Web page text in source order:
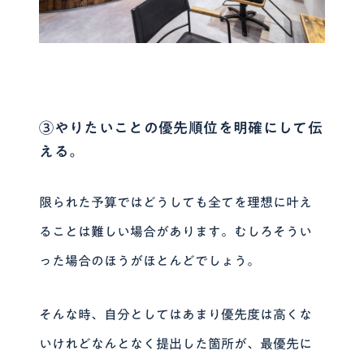
③やりたいことの優先順位を明確にして伝
える。
限られた予算ではどうしても全てを理想に叶え
ることは難しい場合があります。むしろそうい
った場合のほうがほとんどでしょう。
そんな時、自分としてはあまり優先度は高くな
いけれどなんとなく提出した箇所が、最優先に